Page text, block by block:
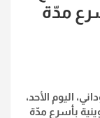
مدّة
اليوم الأحد،
بأسرع مدّة